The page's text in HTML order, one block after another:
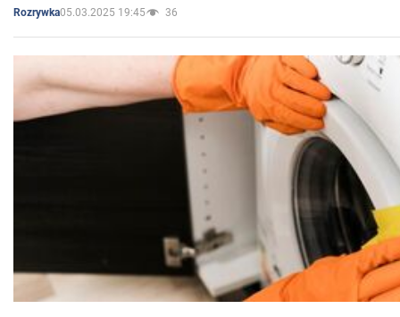
Rozrywka05.03.2025 19:45 36